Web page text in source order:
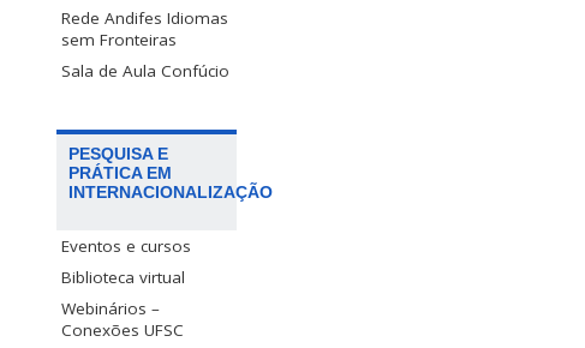
Rede Andifes Idiomas
sem Fronteiras
Sala de Aula Confúcio
PESQUISA E
PRÁTICA EM
INTERNACIONALIZAÇÃO
Eventos e cursos
Biblioteca virtual
Webinários –
Conexões UFSC